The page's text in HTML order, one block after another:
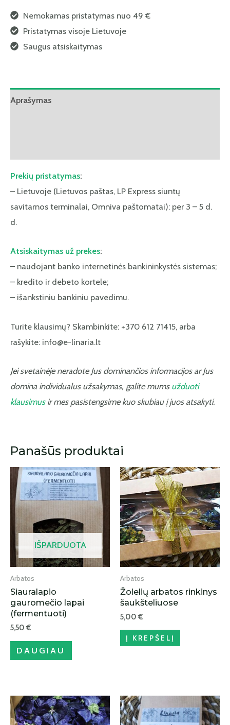
Nemokamas pristatymas nuo 49 €
Pristatymas visoje Lietuvoje
Saugus atsiskaitymas
Aprašymas
Prekių pristatymas:
– Lietuvoje (Lietuvos paštas, LP Express siuntų
savitarnos terminalai, Omniva paštomatai): per 3 – 5 d.
d.
Atsiskaitymas už prekes:
– naudojant banko internetinės bankininkystės sistemas;
– kredito ir debeto kortele;
– išankstiniu bankiniu pavedimu.
Turite klausimų? Skambinkite: +370 612 71415, arba
rašykite: info@e-linaria.lt
Jei svetainėje neradote Jus dominančios informacijos ar Jus
domina individualus užsakymas, galite mums užduoti
klausimusir mes pasistengsime kuo skubiau į juos atsakyti.
Panašūs produktai
IŠPARDUOTA
Arbatos
Siauralapio
gauromečio lapai
(fermentuoti)
5,50€
DAUGIAU
Arbatos
Žolelių arbatos rinkinys
šaukšteliuose
5,00€
Į KREPŠELĮ